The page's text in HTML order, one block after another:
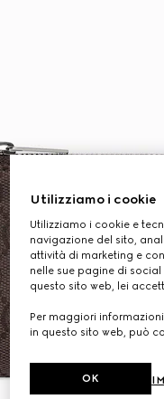
Utilizziamo i cookie
Utilizziamo i cookie e
navigazione del sito,
attività di marketing e
nelle sue pagine di
questo sito web, lei
Per maggiori
in questo sito web, può
OK